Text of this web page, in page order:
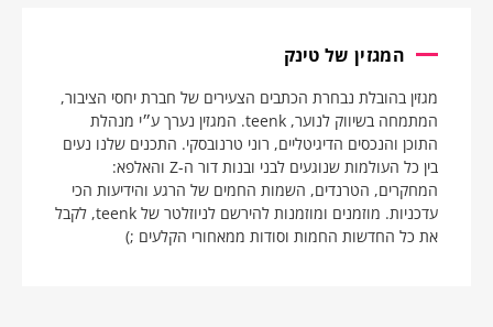
המגזין של טינק
מגזין בהובלת נבחרת הכתבים הצעירים של חברת יחסי הציבור,
המתמחה בשיווק לנוער, teenk. המגזין נערך ע״י מנהלת
התוכן והנכסים הדיגיטליים, רוני טרנובסקי. התכנים שלנו נעים
בין כל העולמות שנוגעים לבני ובנות דור ה-Z והאלפא:
המחקרים, הטרנדים, השמות החמים של הרגע והידיעות הכי
עדכניות. מוזמנים ומוזמנות להירשם לניוזלטר של teenk, לקבל
את כל החדשות החמות וסודות ממאחורי הקלעים ;)